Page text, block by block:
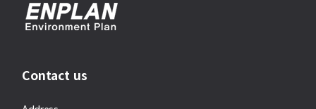
Contact us